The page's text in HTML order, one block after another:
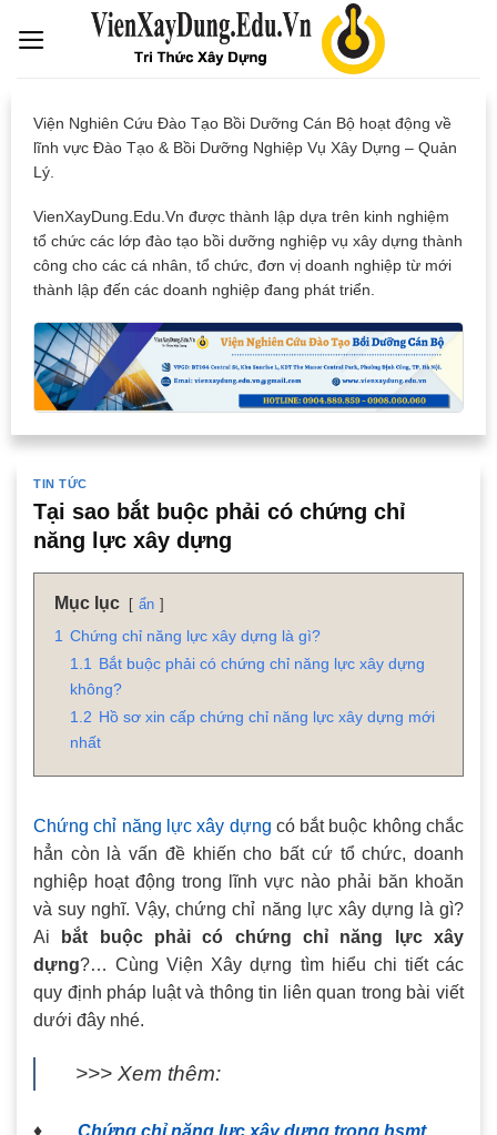
Viện Nghiên Cứu Đào Tạo Bồi Dưỡng Cán Bộ hoạt động về
lĩnh vực Đào Tạo & Bồi Dưỡng Nghiệp Vụ Xây Dựng – Quản
Lý.
VienXayDung.Edu.Vn được thành lập dựa trên kinh nghiệm
tổ chức các lớp đào tạo bồi dưỡng nghiệp vụ xây dựng thành
công cho các cá nhân, tổ chức, đơn vị doanh nghiệp từ mới
thành lập đến các doanh nghiệp đang phát triển.
TIN TỨC
Tại sao bắt buộc phải có chứng chỉ
năng lực xây dựng
Mục lục ẩn
1 Chứng chỉ năng lực xây dựng là gì?
1.1
Bắt buộc phải có chứng chỉ năng lực xây dựng
không?
1.2 Hồ sơ xin cấp chứng chỉ năng lực xây dựng mới
nhất
Chứng chỉ năng lực xây dựng có bắt buộc không chắc
hẳn còn là vấn đề khiến cho bất cứ tổ chức, doanh
nghiệp hoạt động trong lĩnh vực nào phải băn khoăn
và suy nghĩ. Vậy, chứng chỉ năng lực xây dựng là gì?
Ai
bắt buộc phải có chứng chỉ năng lực xây
dựng?… Cùng Viện Xây dựng tìm hiểu chi tiết các
quy định pháp luật và thông tin liên quan trong bài viết
dưới đây nhé.
>>> Xem thêm: